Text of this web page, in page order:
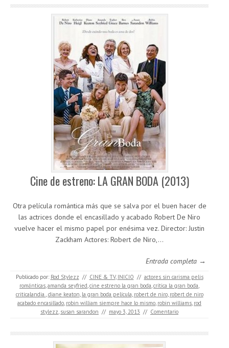
Cine de estreno: LA GRAN BODA (2013)
Otra película romántica más que se salva por el buen hacer de
las actrices donde el encasillado y acabado Robert De Niro
vuelve hacer el mismo papel por enésima vez. Director: Justin
Zackham Actores: Robert de Niro,…
Entrada completa →
Publicado por: Rod Stylezz // CINE & TV, INICIO // actores sin carisma pelis
románticas,amanda seyfried,cine estreno la gran boda,crítica la gran boda,
criticalandia.,diane keaton, la gran boda película, robert de niro, robert de niro
acabado encasillado, robin william siempre hace lo mismo, robin williams, rod
stylezz, susan sarandon // mayo 3, 2013 // Comentario